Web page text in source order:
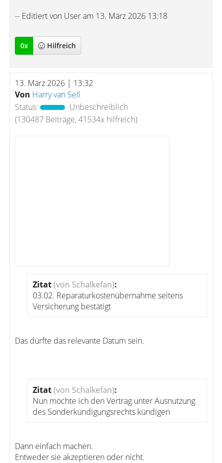
-- Editiert von User am 13. März 2026 13:18
0x Hilfreich
13. März 2026 | 13:32
Von Harry van Sell
Status:
Unbeschreiblich
(130487 Beiträge, 41534x hilfreich)
Zitat(von Schalkefan):
03.02. Reparaturkostenübernahme seitens
Versicherung bestätigt
Das dürfte das relevante Datum sein.
Zitat(von Schalkefan):
Nun möchte ich den Vertrag unter Ausnutzung
des Sonderkündigungsrechts kündigen
Dann einfach machen.
Entweder sie akzeptieren oder nicht.